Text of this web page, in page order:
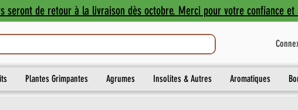
seront de retour à la livraison dès octobre. Merci pour votre confiance
Plantes Grimpantes Agrumes Insolites & Autres Aromatiques